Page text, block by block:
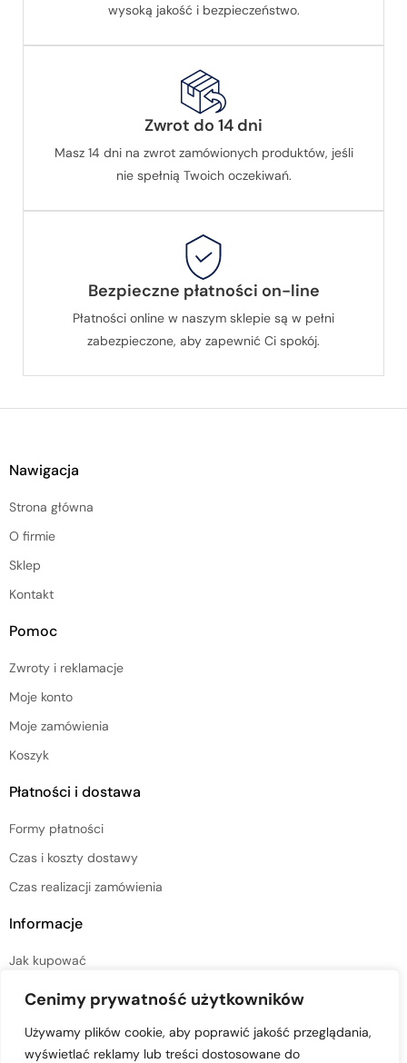
Cenimy prywatność użytkowników
Używamy plików cookie, aby poprawić jakość przeglądania,
wyświetlać reklamy lub treści dostosowane do
wysoką jakość i bezpieczeństwo.
Zwrot do 14 dni
Masz 14 dni na zwrot zamówionych produktów, jeśli
nie spełnią Twoich oczekiwań.
Bezpieczne płatności on-line
Płatności online w naszym sklepie są w pełni
zabezpieczone, aby zapewnić Ci spokój.
Nawigacja
Strona główna
O firmie
Sklep
Kontakt
Pomoc
Zwroty i reklamacje
Moje konto
Moje zamówienia
Koszyk
Płatności i dostawa
Formy płatności
Czas i koszty dostawy
Czas realizacji zamówienia
Informacje
Jak kupować
Regulamin sklepu